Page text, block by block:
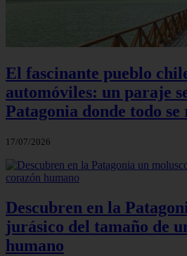
El fascinante pueblo
automóviles: un paraje
Patagonia donde todo
17/07/2026
Descubren en la
jurásico del tamaño de
humano